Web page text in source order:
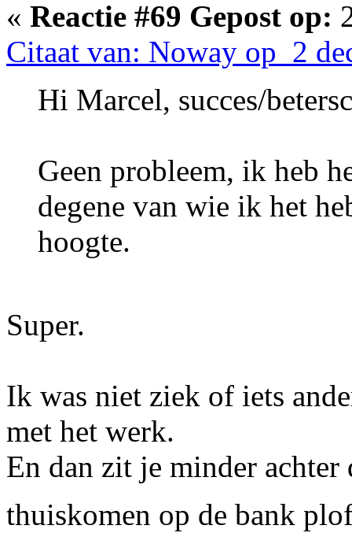
« Reactie #69 Gepost op:
Citaat van: Noway op 2
Hi Marcel, succes/
Geen probleem, ik heb
degene van wie ik het
hoogte.
Super.
Ik was niet ziek of iets
met het werk.
En dan zit je minder achter
thuiskomen op de bank